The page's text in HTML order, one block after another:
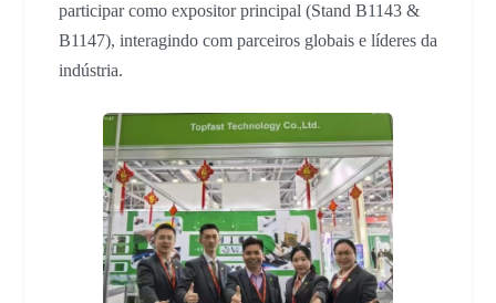
participar como expositor principal (Stand B1143 &
B1147), interagindo com parceiros globais e líderes da
indústria.